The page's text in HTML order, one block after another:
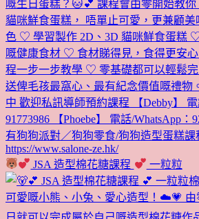
JSA 造型棉花糖課程 一粒粒